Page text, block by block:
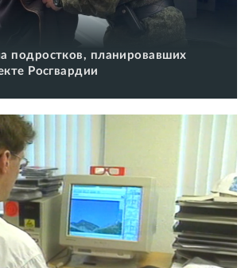
подростков, планировавших
Росгвардии